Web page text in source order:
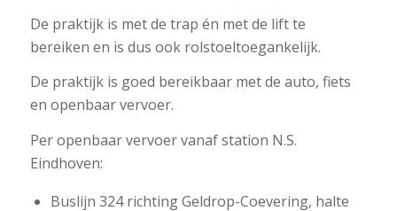
De praktijk is met de trap én met de lift te
bereiken en is dus ook rolstoeltoegankelijk.
De praktijk is goed bereikbaar met de auto, fiets
en openbaar vervoer.
Per openbaar vervoer vanaf station N.S.
Eindhoven:
Buslijn 324 richting Geldrop-Coevering, halte